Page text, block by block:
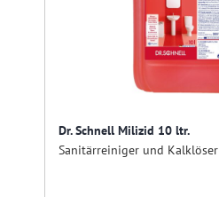
Dr. Schnell Milizid 10 ltr.
Sanitärreiniger und Kalklöser